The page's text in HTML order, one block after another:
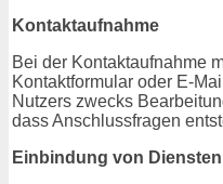
Kontaktaufnahme
Bei der Kontaktaufnahme
Kontaktformular oder E-
Nutzers zwecks
dass Anschlussfragen
Einbindung von